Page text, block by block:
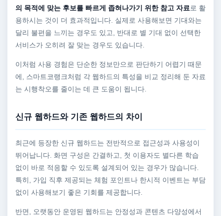
의 목적에 맞는 후보를 빠르게 좁혀나가기 위한 참고 자료로 활
용하시는 것이 더 효과적입니다. 실제로 사용해보면 기대와는
달리 불편을 느끼는 경우도 있고, 반대로 별 기대 없이 선택한
서비스가 오히려 잘 맞는 경우도 있습니다.
이처럼 사용 경험은 단순한 정보만으로 판단하기 어렵기 때문
에, 스마트코랭크처럼 각 웹하드의 특성을 비교 정리해 둔 자료
는 시행착오를 줄이는 데 큰 도움이 됩니다.
신규 웹하드와 기존 웹하드의 차이
최근에 등장한 신규 웹하드는 전반적으로 접근성과 사용성이
뛰어납니다. 화면 구성은 간결하고, 첫 이용자도 별다른 학습
없이 바로 적응할 수 있도록 설계되어 있는 경우가 많습니다.
특히, 가입 직후 제공되는 체험 포인트나 한시적 이벤트는 부담
없이 사용해보기 좋은 기회를 제공합니다.
반면, 오랫동안 운영된 웹하드는 안정성과 콘텐츠 다양성에서